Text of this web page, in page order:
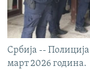
Србија --
март 2026 година.